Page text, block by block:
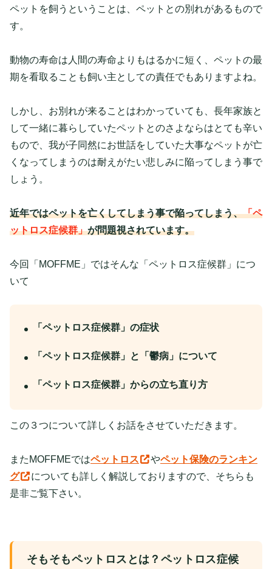
ペットを飼うということは、ペットとの別れがあるもので
す。
動物の寿命は人間の寿命よりもはるかに短く、ペットの最
期を看取ることも飼い主としての責任でもありますよね。
しかし、お別れが来ることはわかっていても、長年家族と
して一緒に暮らしていたペットとのさよならはとても辛い
もので、我が子同然にお世話をしていた大事なペットが亡
くなってしまうのは耐えがたい悲しみに陥ってしまう事で
しょう。
近年ではペットを亡くしてしまう事で陥ってしまう、「ペ
ットロス症候群」が問題視されています。
今回「MOFFME」ではそんな「ペットロス症候群」につ
いて
「ペットロス症候群」の症状
「ペットロス症候群」と「鬱病」について
「ペットロス症候群」からの立ち直り方
この３つについて詳しくお話をさせていただきます。
またMOFFMEではペットロス やペット保険のランキン
グ
についても詳しく解説しておりますので、そちらも
是非ご覧下さい。
そもそもペットロスとは？ペットロス症候